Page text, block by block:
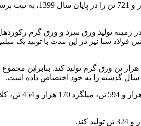
سال گذشته را به خود اختصاص داده است.